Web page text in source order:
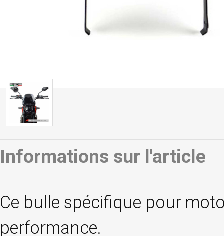
Informations sur l'article
Ce bulle spécifique pour
performance.